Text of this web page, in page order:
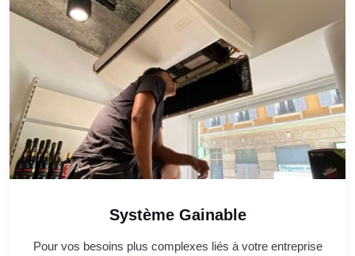
Système Gainable
Pour vos besoins plus complexes liés à votre entreprise